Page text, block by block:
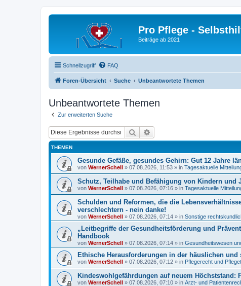
Pro Pflege -
Beiträge ab 2021
Schnellzugriff FAQ
Foren-Übersicht Suche Unbeantwortete Themen
Unbeantwortete Themen
Zur erweiterten Suche
Suche
THEMEN
Gesunde Gefäße, gesundes Gehirn: Gut 12 Jahre
von WernerSchell » 07.08.2026, 11:53 » in Tagesaktuelle
Schutz, Teilhabe und Befähigung von Kindern und
von WernerSchell » 07.08.2026, 07:16 » in Tagesaktuelle
Schulden und Reformen, die die
verschlechtern - nein danke!
von WernerSchell » 07.08.2026, 07:14 » in Sonstige
„Leitbegriffe der Gesundheitsförderung und
Handbook
von WernerSchell » 07.08.2026, 07:14 » in Gesundheitswesen
Ethische Herausforderungen in der häuslichen
von WernerSchell » 07.08.2026, 07:12 » in Pflegerecht und
Kindeswohlgefährdungen auf neuem
von WernerSchell » 07.08.2026, 07:10 » in Arzt- und